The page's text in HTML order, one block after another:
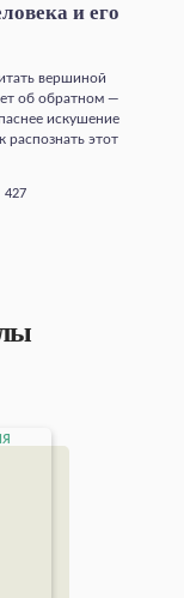
и его
вершиной
об обратном —
искушение
распознать этот
427